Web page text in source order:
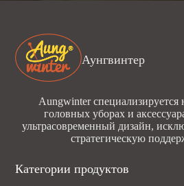
Аунгвинтер
Aungwinter
головных уборах и
ультрасовременный дизайн,
стратегическую
Категории продуктов